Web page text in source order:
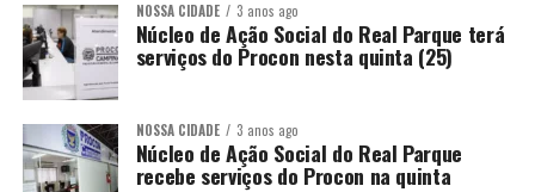
NOSSA CIDADE 3 anos ago
Núcleo de Ação Social do Real Parque terá
serviços do Procon nesta quinta (25)
NOSSA CIDADE 3 anos ago
Núcleo de Ação Social do Real Parque
recebe serviços do Procon na quinta